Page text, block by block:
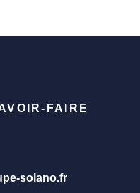
FAIRE
solano.fr